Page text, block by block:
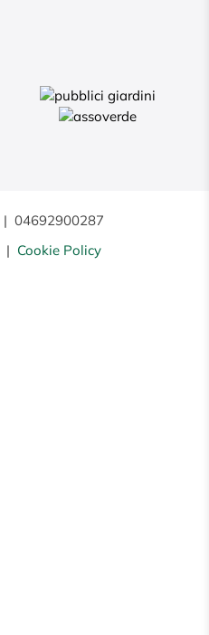
| 04692900287
| Cookie Policy